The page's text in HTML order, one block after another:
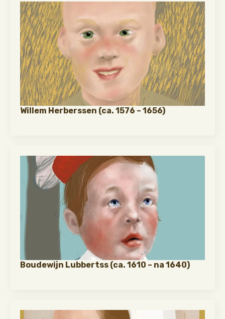
Willem Herberssen (ca. 1576 – 1656)
Boudewijn Lubbertss (ca. 1610 – na 1640)